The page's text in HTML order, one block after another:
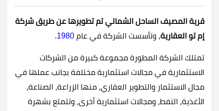
قرية المصيف الساحل الشمالي تم تطويرها عن طريق شركة
إم تو العقارية، وتأسست الشركة في عام 1980
.
تمتلك الشركة المطورة مجموعة كبيرة من الشركات
الاستثمارية في مجالات استثمارية مختلفة بجانب عملها في
مجال الاستثمار والتطوير العقاري، منها الزراعة، الصناعة،
الأغذية، النفط، ومجالات استثمارية أخرى، وتتمتع بشهرة